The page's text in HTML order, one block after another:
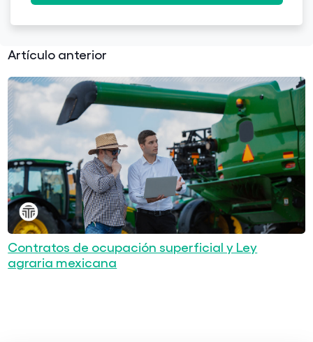
Artículo anterior
Contratos de ocupación superficial y Ley
agraria mexicana